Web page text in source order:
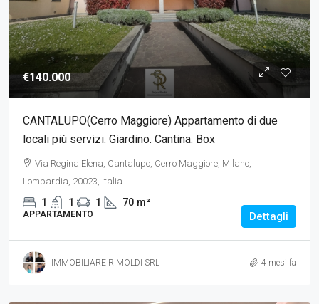
€140.000
CANTALUPO(Cerro Maggiore) Appartamento di due
locali più servizi. Giardino. Cantina. Box
Via Regina Elena, Cantalupo, Cerro Maggiore, Milano,
Lombardia, 20023, Italia
1 1 1 70 m²
APPARTAMENTO Dettagli
IMMOBILIARE RIMOLDI SRL 4 mesi fa